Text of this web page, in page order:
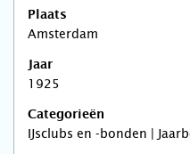
Plaats
Amsterdam
Jaar
1925
Categorieën
IJsclubs en -bonden |